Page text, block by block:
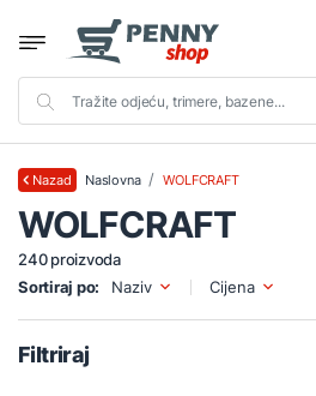
Nazad Naslovna WOLFCRAFT
WOLFCRAFT
240 proizvoda
Sortiraj po:
Naziv Cijena
Filtriraj